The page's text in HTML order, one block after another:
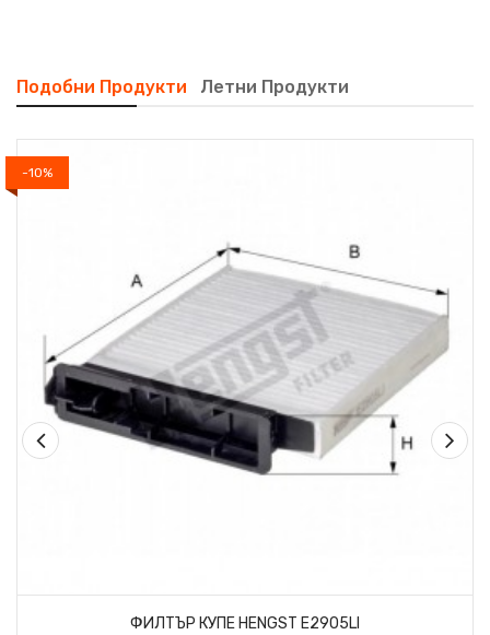
Подобни Продукти Летни Продукти
-10%
ФИЛТЪР КУПЕ HENGST E2905LI